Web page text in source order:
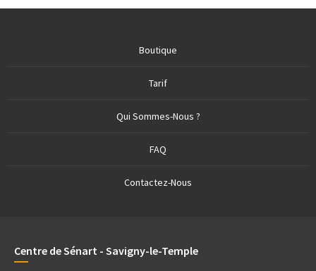
Boutique
Tarif
Qui Sommes-Nous ?
FAQ
Contactez-Nous
Centre de Sénart - Savigny-le-Temple